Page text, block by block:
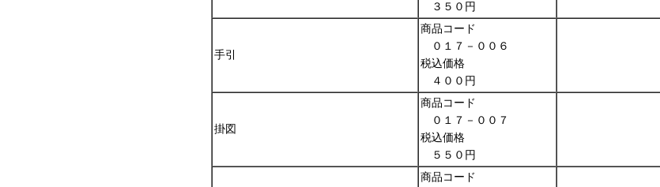
３５０円
手引
商品コード
０１７－００６
税込価格
４００円
掛図
商品コード
０１７－００７
税込価格
５５０円
商品コード